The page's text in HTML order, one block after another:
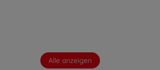
Alle anzeigen